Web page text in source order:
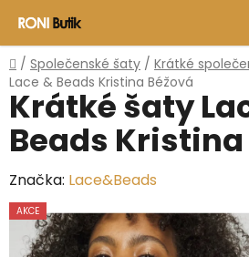
obsah
Domů
/ Společenské šaty / Krátké
Lace & Beads Kristina Béžová
Krátké šaty
Beads Kristina
Značka: Lace&Beads
AKCE